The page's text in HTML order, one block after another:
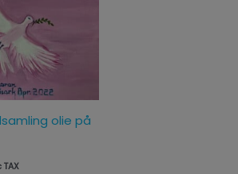
olie på
TAX